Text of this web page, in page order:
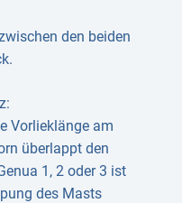
den beiden
Vorlieklänge am
überlappt den
1, 2 oder 3 ist
des Masts